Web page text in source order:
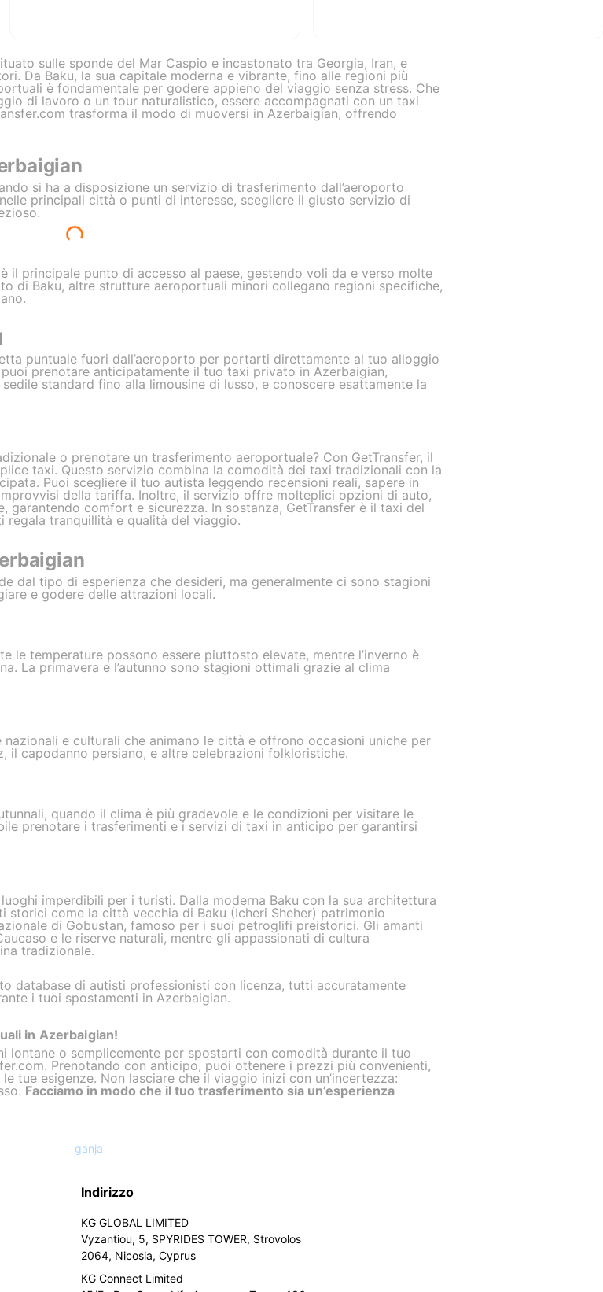
sulle sponde del Mar Caspio e incastonato tra Georgia, Iran, e
Da Baku, la sua capitale moderna e vibrante, fino alle regioni più
è fondamentale per godere appieno del viaggio senza stress. Che
di lavoro o un tour naturalistico, essere accompagnati con un taxi
trasforma il modo di muoversi in Azerbaigian, offrendo
si ha a disposizione un servizio di trasferimento dall’aeroporto
principali città o punti di interesse, scegliere il giusto servizio di
il principale punto di accesso al paese, gestendo voli da e verso molte
di Baku, altre strutture aeroportuali minori collegano regioni specifiche,
puntuale fuori dall’aeroporto per portarti direttamente al tuo alloggio
prenotare anticipatamente il tuo taxi privato in Azerbaigian,
standard fino alla limousine di lusso, e conoscere esattamente la
o prenotare un trasferimento aeroportuale? Con GetTransfer, il
taxi. Questo servizio combina la comodità dei taxi tradizionali con la
Puoi scegliere il tuo autista leggendo recensioni reali, sapere in
della tariffa. Inoltre, il servizio offre molteplici opzioni di auto,
garantendo comfort e sicurezza. In sostanza, GetTransfer è il taxi del
regala tranquillità e qualità del viaggio.
dal tipo di esperienza che desideri, ma generalmente ci sono stagioni
e godere delle attrazioni locali.
le temperature possono essere piuttosto elevate, mentre l’inverno è
La primavera e l’autunno sono stagioni ottimali grazie al clima
nazionali e culturali che animano le città e offrono occasioni uniche per
il capodanno persiano, e altre celebrazioni folkloristiche.
quando il clima è più gradevole e le condizioni per visitare le
prenotare i trasferimenti e i servizi di taxi in anticipo per garantirsi
imperdibili per i turisti. Dalla moderna Baku con la sua architettura
come la città vecchia di Baku (Icheri Sheher) patrimonio
di Gobustan, famoso per i suoi petroglifi preistorici. Gli amanti
e le riserve naturali, mentre gli appassionati di cultura
tradizionale.
database di autisti professionisti con licenza, tutti accuratamente
i tuoi spostamenti in Azerbaigian.
in Azerbaigian!
lontane o semplicemente per spostarti con comodità durante il tuo
Prenotando con anticipo, puoi ottenere i prezzi più convenienti,
tue esigenze. Non lasciare che il viaggio inizi con un’incertezza:
Facciamo in modo che il tuo trasferimento sia un’esperienza
ganja
Indirizzo
KG GLOBAL LIMITED
Vyzantiou, 5, SPYRIDES TOWER, Strovolos
2064, Nicosia, Cyprus
KG Connect Limited